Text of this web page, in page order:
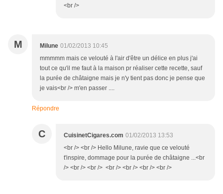
<br />
M Milune 01/02/2013 10:45
mmmmm mais ce velouté à l'air d'être un délice en plus j'ai
tout ce qu'il me faut à la maison pr réaliser cette recette, sauf
la purée de châtaigne mais je n'y tient pas donc je pense que
je vais<br /> m'en passer ....
Répondre
C CuisinetCigares.com 01/02/2013 13:53
<br /> <br /> Hello Milune, ravie que ce velouté
t'inspire, dommage pour la purée de châtaigne ...<br
/> <br /> <br /> <br /> <br /> <br /> <br />